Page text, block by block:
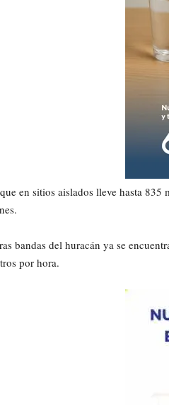
en sitios aislados lleve hasta
bandas del huracán ya se
por hora.